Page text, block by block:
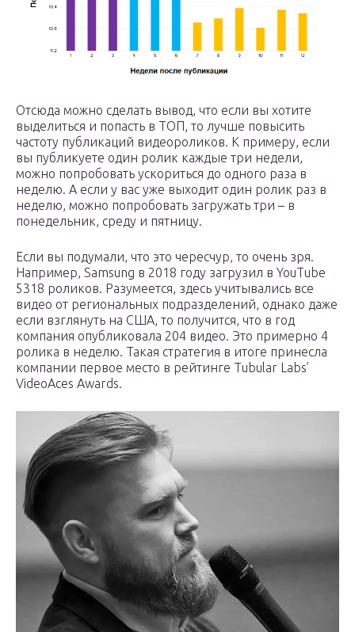
Отсюда можно сделать вывод, что если вы хотите
выделиться и попасть в ТОП, то лучше повысить
частоту публикаций видеороликов. К примеру, если
вы публикуете один ролик каждые три недели,
можно попробовать ускориться до одного раза в
неделю. А если у вас уже выходит один ролик раз в
неделю, можно попробовать загружать три – в
понедельник, среду и пятницу.
Если вы подумали, что это чересчур, то очень зря.
Например, Samsung в 2018 году загрузил в YouTube
5318 роликов. Разумеется, здесь учитывались все
видео от региональных подразделений, однако даже
если взглянуть на США, то получится, что в год
компания опубликовала 204 видео. Это примерно 4
ролика в неделю. Такая стратегия в итоге принесла
компании первое место в рейтинге Tubular Labs’
VideoAces Awards.